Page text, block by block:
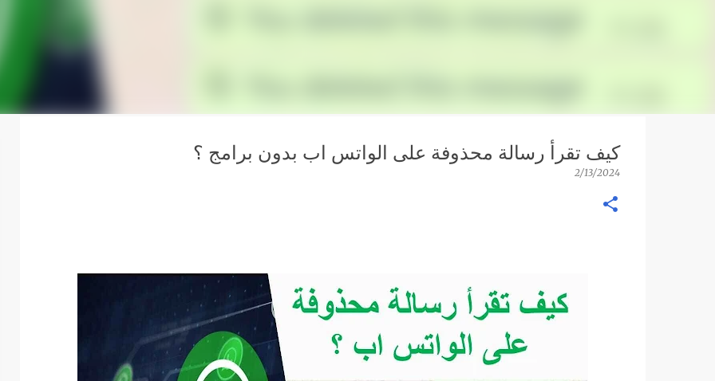
كيف تقرأ رسالة محذوفة على الواتس اب بدون برامج ؟
2/13/2024